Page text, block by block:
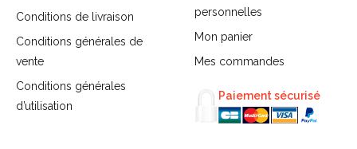
Conditions de livraison
Conditions générales de
vente
Conditions générales
d’utilisation
personnelles
Mon panier
Mes commandes
Paiement sécurisé